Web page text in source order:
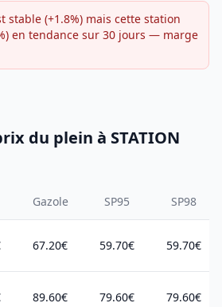
stable (+1.8%) mais cette station
en tendance sur 30 jours — marge
du plein à STATION
Gazole SP95 SP98
67.20€ 59.70€ 59.70€
89.60€ 79.60€ 79.60€